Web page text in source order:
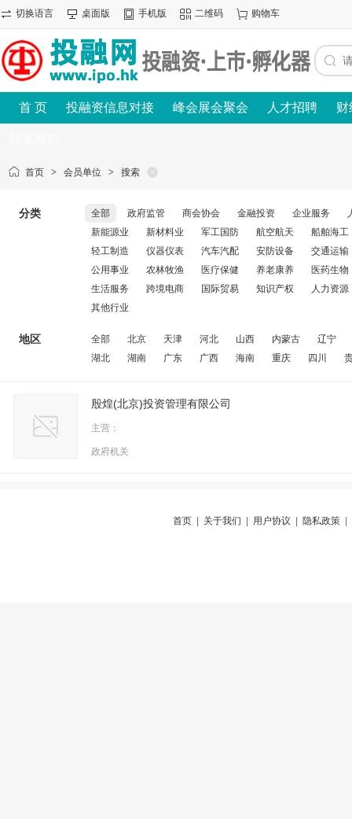
切换语言 桌面版 手机版 二维码 购物车
首 页 投融资信息对接 峰会展会聚会 人才招聘 财
首页 > 会员单位 > 搜索
分类 全部 政府监管 商会协会 金融投资 企业服务
新能源业
新材料业 军工国防 航空航天
船舶海工
轻工制造
仪器仪表 汽车汽配 安防设备
交通运输
公用事业
农林牧渔 医疗保健 养老康养
医药生物
生活服务
跨境电商 国际贸易 知识产权
人力资源
其他行业
地区 全部 北京 天津 河北 山西 内蒙古
辽宁
湖北
湖南 广东 广西 海南 重庆 四川
殷煌(北京)投资管理有限公司
主营：
政府机关
首页 关于我们 用户协议 隐私政策